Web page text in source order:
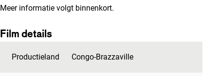
Meer informatie volgt binnenkort.
Film details
Productieland Congo-Brazzaville